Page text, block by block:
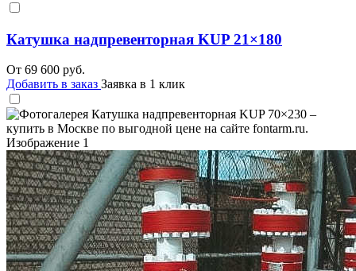
Катушка надпревенторная KUP 21×180
От 69 600 руб.
Добавить в заказ Заявка в 1 клик